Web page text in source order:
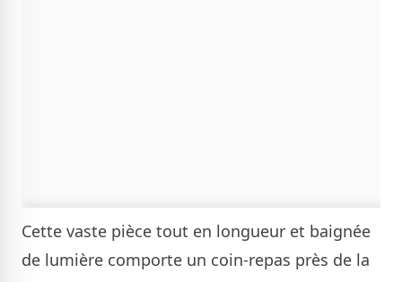
Cette vaste pièce tout en longueur et baignée
de lumière comporte un coin-repas près de la